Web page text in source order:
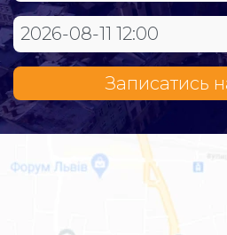
Записатись